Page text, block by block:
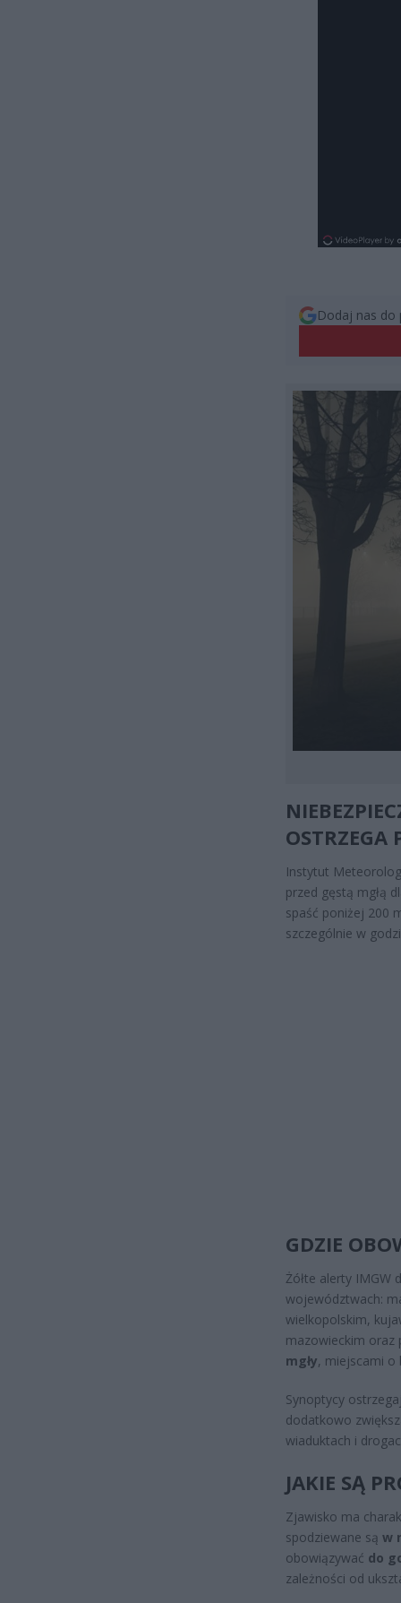
Dodaj nas do
OSTRZEGA
Instytut
przed gęstą mgłą
spaść poniżej 200
szczególnie w
GDZIE
Żółte alerty IMGW
województwach:
wielkopolskim,
mazowieckim oraz
mgły, miejscami o
Synoptycy
dodatkowo
wiaduktach i
JAKIE SĄ
Zjawisko ma
spodziewane są w
obowiązywać do
zależności od